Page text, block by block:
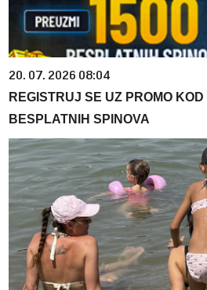
20. 07. 2026 08:04
REGISTRUJ SE UZ PROMO
BESPLATNIH SPINOVA